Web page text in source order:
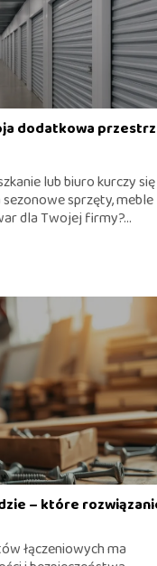
dodatkowa
lub biuro kurczy
sprzęty, meble
dla Twojej firmy?...
– które
łączeniowych ma